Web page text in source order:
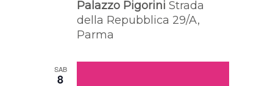
Palazzo PigoriniStrada
della Repubblica 29/A,
Parma
SAB
8